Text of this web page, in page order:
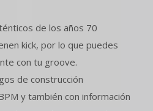
de los años 70
kick, por lo que puedes
con tu groove.
de construcción
y también con información